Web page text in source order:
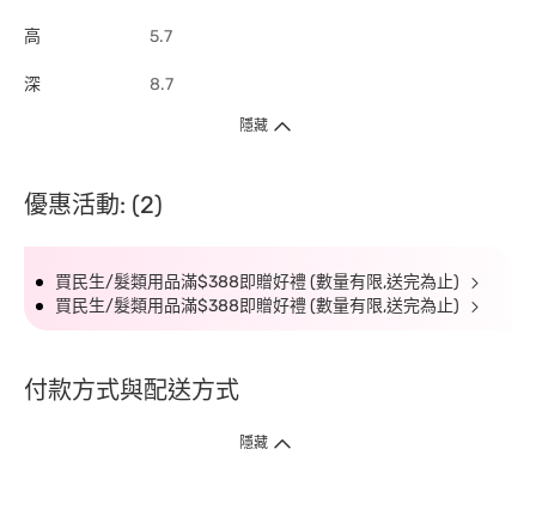
高 5.7
深 8.7
隱藏
優惠活動: (2)
買民生/髮類用品滿$388即贈好禮 (數量有限,送完為止)
買民生/髮類用品滿$388即贈好禮 (數量有限,送完為止)
付款方式與配送方式
隱藏